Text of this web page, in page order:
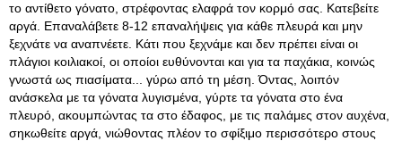
το αντίθετο γόνατο, στρέφοντας ελαφρά τον κορμό σας. Κατεβείτε
αργά. Επαναλάβετε 8-12 επαναλήψεις για κάθε πλευρά και μην
ξεχνάτε να αναπνέετε. Κάτι που ξεχνάμε και δεν πρέπει είναι οι
πλάγιοι κοιλιακοί, οι οποίοι ευθύνονται και για τα παχάκια, κοινώς
γνωστά ως πιασίματα... γύρω από τη μέση. Όντας, λοιπόν
ανάσκελα με τα γόνατα λυγισμένα, γύρτε τα γόνατα στο ένα
πλευρό, ακουμπώντας τα στο έδαφος, με τις παλάμες στον αυχένα,
σηκωθείτε αργά, νιώθοντας πλέον το σφίξιμο περισσότερο στους